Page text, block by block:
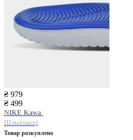
₴ 979
₴ 499
NIKE Kawa
Шльопанці
Товар розкуплено